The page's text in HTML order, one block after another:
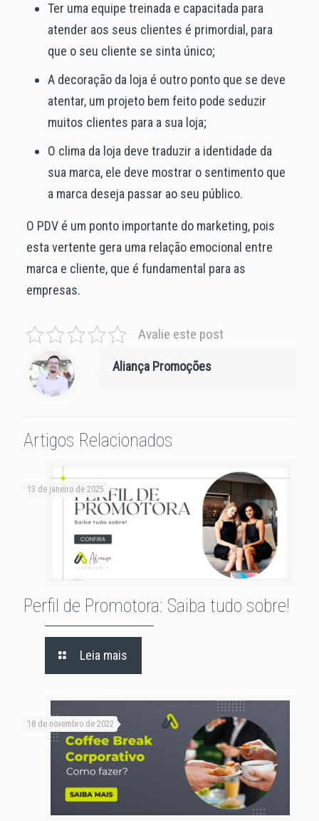
Ter uma equipe treinada e capacitada para
atender aos seus clientes é primordial, para
que o seu cliente se sinta único;
A decoração da loja é outro ponto que se deve
atentar, um projeto bem feito pode seduzir
muitos clientes para a sua loja;
O clima da loja deve traduzir a identidade da
sua marca, ele deve mostrar o sentimento que
a marca deseja passar ao seu público.
O PDV é um ponto importante do marketing, pois
esta vertente gera uma relação emocional entre
marca e cliente, que é fundamental para as
empresas.
Avalie este post
Aliança Promoções
Artigos Relacionados
13 de janeiro de 2025
Perfil de Promotora: Saiba tudo sobre!
Leia mais
18 de novembro de 2022